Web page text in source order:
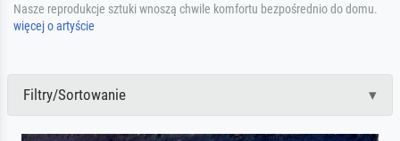
Nasze reprodukcje sztuki wnoszą chwile komfortu bezpośrednio do domu.
więcej o artyście
Filtry/Sortowanie